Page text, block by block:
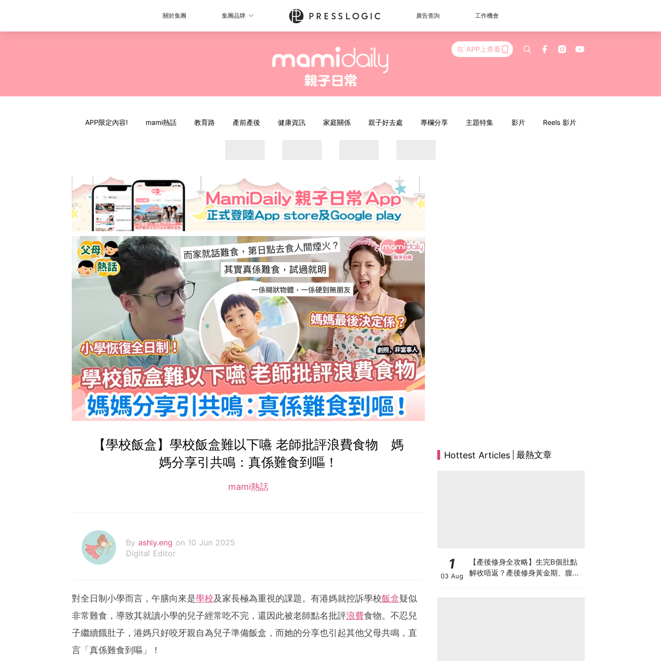
關於集團 集團品牌 廣告查詢 工作機會
在 APP上查看
APP限定內容! mami熱話 教育路 產前產後 健康資訊 家庭關係 親子好去處 專欄分享 主題特集 影片 Reels 影片
【學校飯盒】學校飯盒難以下嚥 老師批評浪費食物 媽
媽分享引共鳴：真係難食到嘔！
mami熱話
By ashly.eng on 10 Jun 2025
Digital Editor
對全日制小學而言，午膳向來是學校及家長極為重視的課題。有港媽就控訴學校飯盒疑似
非常難食，導致其就讀小學的兒子經常吃不完，還因此被老師點名批評浪費食物。不忍兒
子繼續餓肚子，港媽只好咬牙親自為兒子準備飯盒，而她的分享也引起其他父母共鳴，直
言「真係難食到嘔」！
Hottest Articles 最熱文章
1
03 Aug
【產後修身全攻略】生完B個肚點
解收唔返？產後修身黃金期、腹直